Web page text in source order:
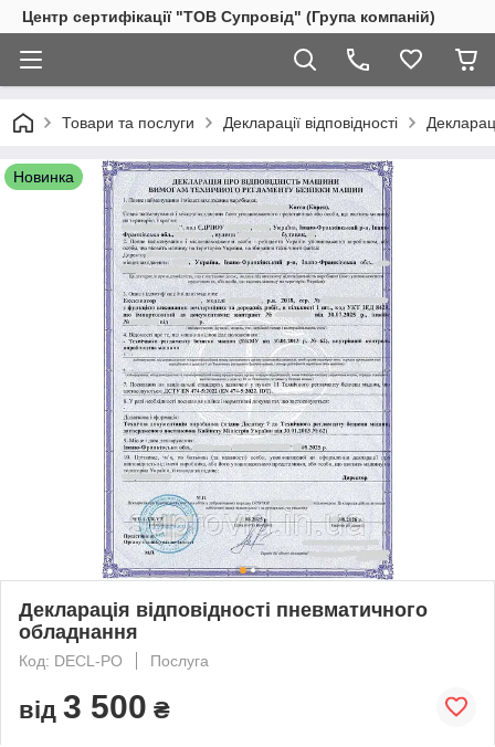
Центр сертифікації "ТОВ Супровід" (Група компаній)
Товари та послуги Декларації відповідності
Новинка
Декларація відповідності пневматичного
обладнання
Код: DECL-PO Послуга
від 3 500 ₴